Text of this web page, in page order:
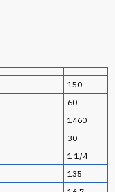
150
60
1460
30
1 1/4
135